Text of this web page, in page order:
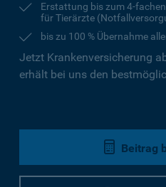
Erstattung bis zum 4-
für Tierärzte
bis zu 100 % Übernahme
Jetzt Krankenversicherung
erhält bei uns den
Beitrag